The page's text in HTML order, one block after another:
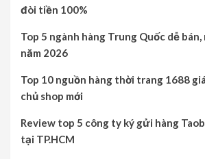
đòi tiền 100%
Top 5 ngành hàng Trung Quốc dễ
năm 2026
Top 10 nguồn hàng thời trang 1688
chủ shop mới
Review top 5 công ty ký gửi hàng
tại TP.HCM